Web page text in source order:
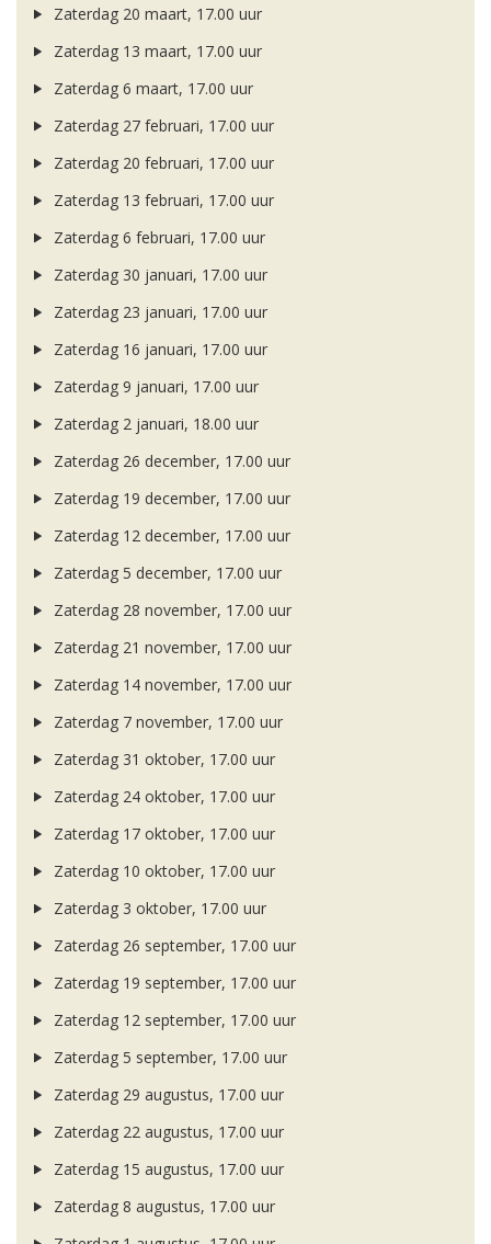
Zaterdag 20 maart, 17.00 uur
Zaterdag 13 maart, 17.00 uur
Zaterdag 6 maart, 17.00 uur
Zaterdag 27 februari, 17.00 uur
Zaterdag 20 februari, 17.00 uur
Zaterdag 13 februari, 17.00 uur
Zaterdag 6 februari, 17.00 uur
Zaterdag 30 januari, 17.00 uur
Zaterdag 23 januari, 17.00 uur
Zaterdag 16 januari, 17.00 uur
Zaterdag 9 januari, 17.00 uur
Zaterdag 2 januari, 18.00 uur
Zaterdag 26 december, 17.00 uur
Zaterdag 19 december, 17.00 uur
Zaterdag 12 december, 17.00 uur
Zaterdag 5 december, 17.00 uur
Zaterdag 28 november, 17.00 uur
Zaterdag 21 november, 17.00 uur
Zaterdag 14 november, 17.00 uur
Zaterdag 7 november, 17.00 uur
Zaterdag 31 oktober, 17.00 uur
Zaterdag 24 oktober, 17.00 uur
Zaterdag 17 oktober, 17.00 uur
Zaterdag 10 oktober, 17.00 uur
Zaterdag 3 oktober, 17.00 uur
Zaterdag 26 september, 17.00 uur
Zaterdag 19 september, 17.00 uur
Zaterdag 12 september, 17.00 uur
Zaterdag 5 september, 17.00 uur
Zaterdag 29 augustus, 17.00 uur
Zaterdag 22 augustus, 17.00 uur
Zaterdag 15 augustus, 17.00 uur
Zaterdag 8 augustus, 17.00 uur